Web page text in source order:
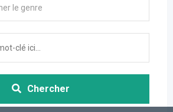
le genre
Chercher